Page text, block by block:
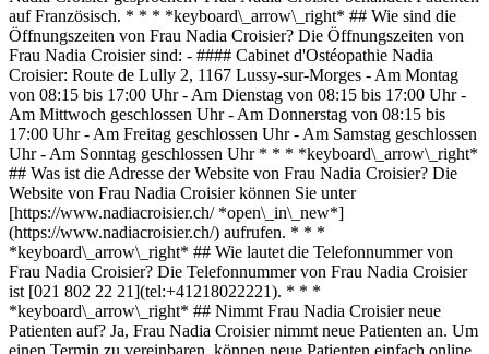
auf Französisch. * * * *keyboard\_arrow\_right* ## Wie sind die
Öffnungszeiten von Frau Nadia Croisier? Die Öffnungszeiten von
Frau Nadia Croisier sind: - #### Cabinet d'Ostéopathie Nadia
Croisier: Route de Lully 2, 1167 Lussy-sur-Morges - Am Montag
von 08:15 bis 17:00 Uhr - Am Dienstag von 08:15 bis 17:00 Uhr -
Am Mittwoch geschlossen Uhr - Am Donnerstag von 08:15 bis
17:00 Uhr - Am Freitag geschlossen Uhr - Am Samstag geschlossen
Uhr - Am Sonntag geschlossen Uhr * * * *keyboard\_arrow\_right*
## Was ist die Adresse der Website von Frau Nadia Croisier? Die
Website von Frau Nadia Croisier können Sie unter
[https://www.nadiacroisier.ch/ *open\_in\_new*]
(https://www.nadiacroisier.ch/) aufrufen. * * *
*keyboard\_arrow\_right* ## Wie lautet die Telefonnummer von
Frau Nadia Croisier? Die Telefonnummer von Frau Nadia Croisier
ist [021 802 22 21](tel:+41218022221). * * *
*keyboard\_arrow\_right* ## Nimmt Frau Nadia Croisier neue
Patienten auf? Ja, Frau Nadia Croisier nimmt neue Patienten an. Um
einen Termin zu vereinbaren, können neue Patienten einfach online